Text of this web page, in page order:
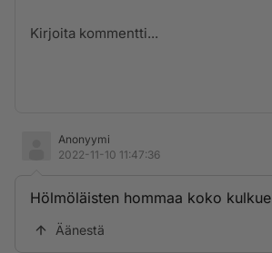
Anonyymi
2022-11-10 11:47:36
Hölmöläisten hommaa koko kulkue
Äänestä